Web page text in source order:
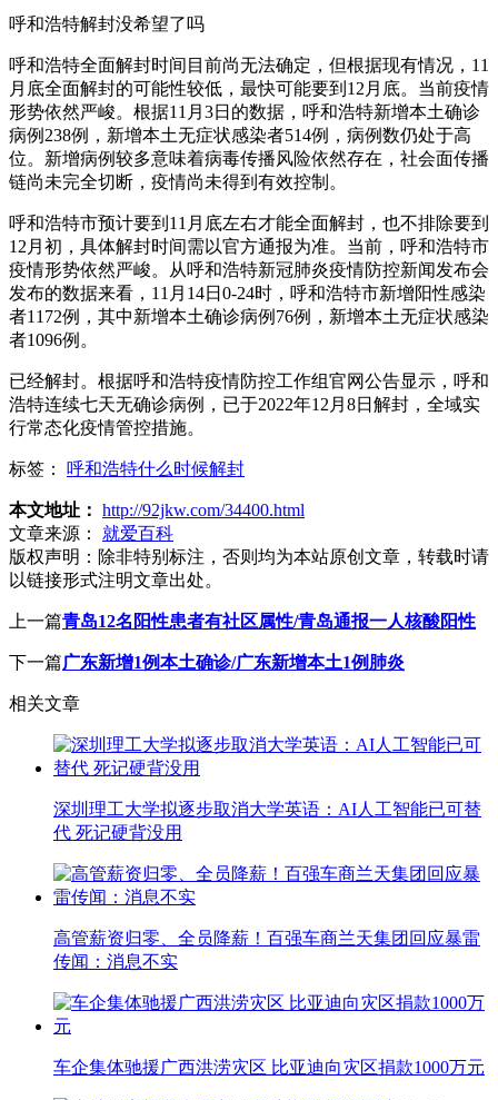
呼和浩特解封没希望了吗
呼和浩特全面解封时间目前尚无法确定，但根据现有情况，11
月底全面解封的可能性较低，最快可能要到12月底。当前疫情
形势依然严峻。根据11月3日的数据，呼和浩特新增本土确诊
病例238例，新增本土无症状感染者514例，病例数仍处于高
位。新增病例较多意味着病毒传播风险依然存在，社会面传播
链尚未完全切断，疫情尚未得到有效控制。
呼和浩特市预计要到11月底左右才能全面解封，也不排除要到
12月初，具体解封时间需以官方通报为准。当前，呼和浩特市
疫情形势依然严峻。从呼和浩特新冠肺炎疫情防控新闻发布会
发布的数据来看，11月14日0-24时，呼和浩特市新增阳性感染
者1172例，其中新增本土确诊病例76例，新增本土无症状感染
者1096例。
已经解封。根据呼和浩特疫情防控工作组官网公告显示，呼和
浩特连续七天无确诊病例，已于2022年12月8日解封，全域实
行常态化疫情管控措施。
标签： 呼和浩特什么时候解封
本文地址： http://92jkw.com/34400.html
文章来源：
就爱百科
版权声明： 除非特别标注，否则均为本站原创文章，转载时请
以链接形式注明文章出处。
上一篇青岛12名阳性患者有社区属性/青岛通报一人核酸阳性
下一篇广东新增1例本土确诊/广东新增本土1例肺炎
相关文章
深圳理工大学拟逐步取消大学英语：AI人工智能已可替
代 死记硬背没用
高管薪资归零、全员降薪！百强车商兰天集团回应暴雷
传闻：消息不实
车企集体驰援广西洪涝灾区 比亚迪向灾区捐款1000万元